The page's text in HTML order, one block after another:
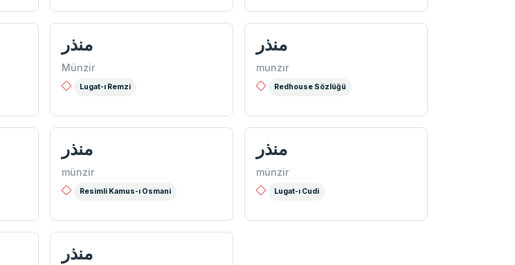
منذر
Münzir
Lugat-ı Remzi
منذر
munzır
Redhouse Sözlüğü
منذر
münzir
Resimli Kamus-ı Osmani
منذر
münzir
Lugat-ı Cudi
منذر